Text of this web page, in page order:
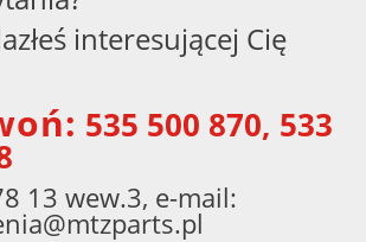
interesującej Cię
535 500 870, 533
13 wew.3, e-mail: